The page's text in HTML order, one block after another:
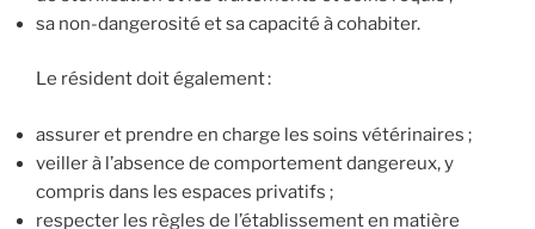
sa non-dangerosité et sa capacité à cohabiter.
Le résident doit également :
assurer et prendre en charge les soins vétérinaires ;
veiller à l’absence de comportement dangereux, y
compris dans les espaces privatifs ;
respecter les règles de l’établissement en matière